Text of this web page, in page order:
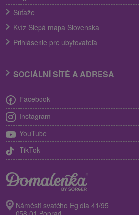
Súťaže
Kvíz Slepá mapa Slovenska
Prihlásenie pre ubytovateľa
SOCIÁLNÍ SÍTĚ A ADRESA
Facebook
Instagram
YouTube
TikTok
Náměstí svatého Egídia 41/95